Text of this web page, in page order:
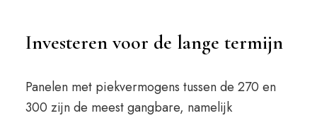
Investeren voor de lange termijn
Panelen met piekvermogens tussen de 270 en
300 zijn de meest gangbare, namelijk